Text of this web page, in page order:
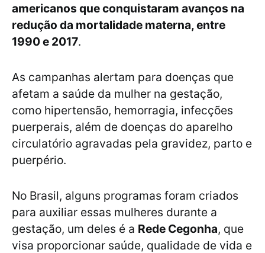
americanos que conquistaram avanços na
redução da mortalidade materna, entre
1990 e 2017.
As campanhas alertam para doenças que
afetam a saúde da mulher na gestação,
como hipertensão, hemorragia, infecções
puerperais, além de doenças do aparelho
circulatório agravadas pela gravidez, parto e
puerpério.
No Brasil, alguns programas foram criados
para auxiliar essas mulheres durante a
gestação, um deles é a Rede Cegonha, que
visa proporcionar saúde, qualidade de vida e